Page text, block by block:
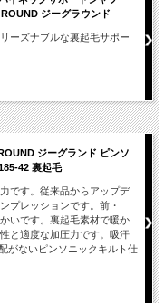
ジーグラウンド
ーズナブルな裏起毛サポー
ジーグランド ピンソ
42 裏起毛
です。従来品からアップデ
プレッションです。前・
いです。裏起毛素材で暖か
と適度な加圧力です。吸汗
がないピンソニックキルト仕